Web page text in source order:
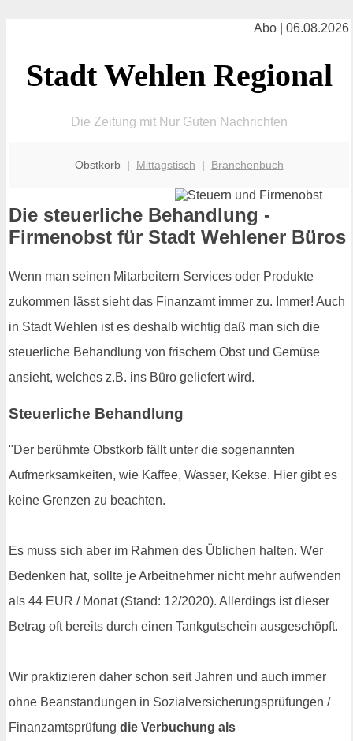
Abo | 06.08.2026
Stadt Wehlen Regional
Die Zeitung mit Nur Guten Nachrichten
Obstkorb | Mittagstisch | Branchenbuch
Die steuerliche Behandlung -
Firmenobst für Stadt Wehlener Büros
Wenn man seinen Mitarbeitern Services oder Produkte
zukommen lässt sieht das Finanzamt immer zu. Immer! Auch
in Stadt Wehlen ist es deshalb wichtig daß man sich die
steuerliche Behandlung von frischem Obst und Gemüse
ansieht, welches z.B. ins Büro geliefert wird.
Steuerliche Behandlung
"Der berühmte Obstkorb fällt unter die sogenannten
Aufmerksamkeiten, wie Kaffee, Wasser, Kekse. Hier gibt es
keine Grenzen zu beachten.
Es muss sich aber im Rahmen des Üblichen halten. Wer
Bedenken hat, sollte je Arbeitnehmer nicht mehr aufwenden
als 44 EUR / Monat (Stand: 12/2020). Allerdings ist dieser
Betrag oft bereits durch einen Tankgutschein ausgeschöpft.
Wir praktizieren daher schon seit Jahren und auch immer
ohne Beanstandungen in Sozialversicherungsprüfungen /
Finanzamtsprüfung die Verbuchung als